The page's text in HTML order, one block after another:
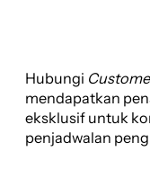
Hubungi
mendapatkan
eksklusif untuk
penjadwalan